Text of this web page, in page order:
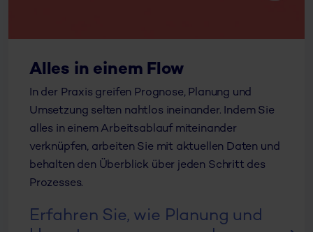
Alles in einem Flow
In der Praxis greifen Prognose, Planung und
Umsetzung selten nahtlos ineinander. Indem Sie
alles in einem Arbeitsablauf miteinander
verknüpfen, arbeiten Sie mit aktuellen Daten und
behalten den Überblick über jeden Schritt des
Prozesses.
Erfahren Sie, wie Planung und